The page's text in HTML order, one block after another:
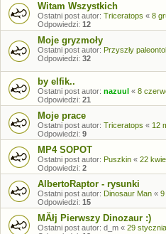
Witam Wszystkich
Ostatni post autor: Triceratops « 8
Odpowiedzi: 12
Moje gryzmoły
Ostatni post autor: Przyszły
Odpowiedzi: 32
by elfik..
Ostatni post autor: nazuul « 8
Odpowiedzi: 21
Moje prace
Ostatni post autor: Triceratops « 12
Odpowiedzi: 9
MP4 SOPOT
Ostatni post autor: Puszkin « 22
Odpowiedzi: 2
AlbertoRaptor - rysunki
Ostatni post autor: Dinosaur Man « 9
Odpowiedzi: 15
MĂłj Pierwszy Dinozaur :)
Ostatni post autor: d_m « 29